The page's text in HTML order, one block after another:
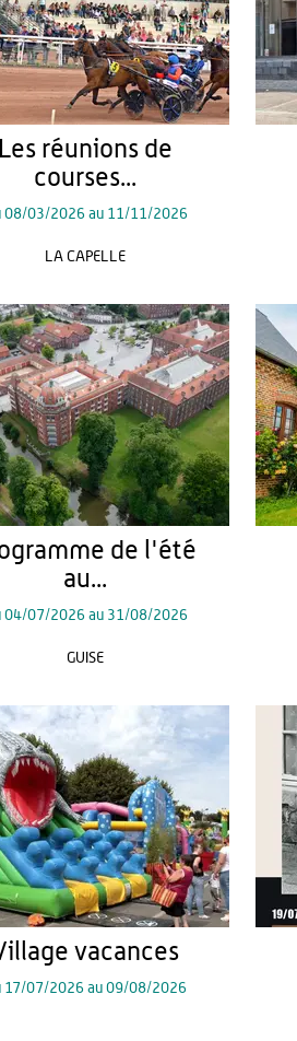
réunions de
courses...
08/03/2026 au 11/11/2026
LA CAPELLE
de l'été
au...
04/07/2026 au 31/08/2026
GUISE
vacances
17/07/2026 au09/08/2026